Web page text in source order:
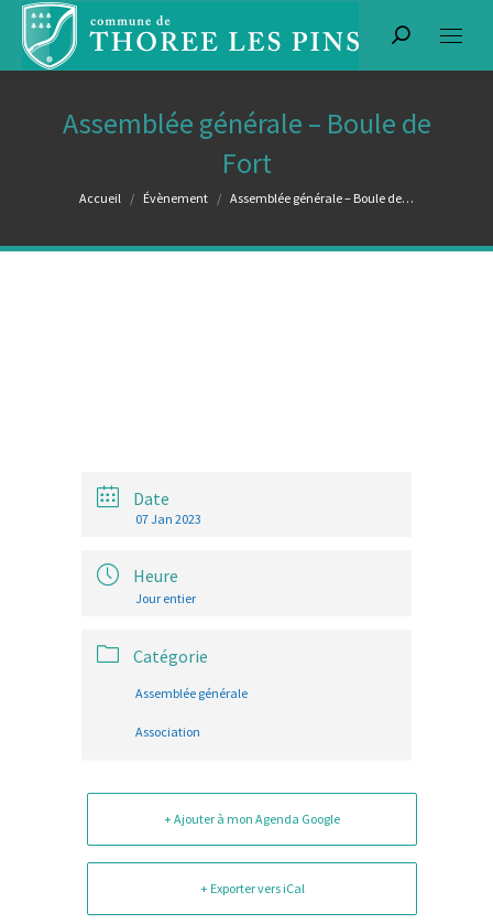
Recherche
Assemblée générale – Boule de
Fort
Vous êtes ici :
Accueil Évènement Assemblée générale – Boule de…
Date
07 Jan 2023
Heure
Jour entier
Catégorie
Assemblée générale
Association
+ Ajouter à mon Agenda Google
+ Exporter vers iCal